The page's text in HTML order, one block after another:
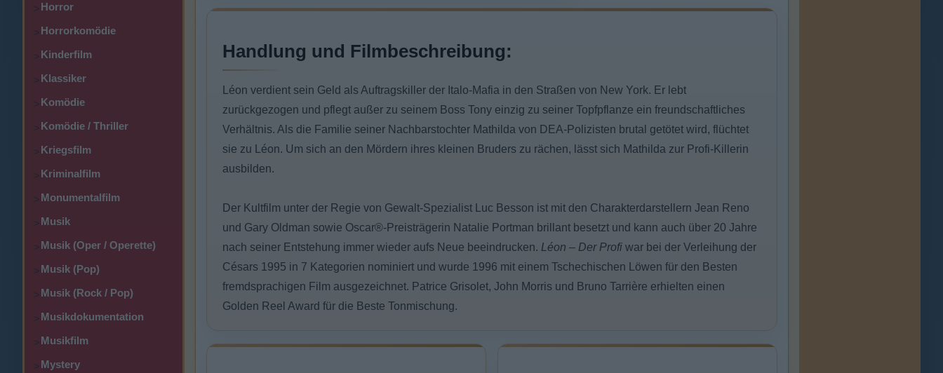
>Horror
>Horrorkomödie
>Kinderfilm
>Klassiker
>Komödie
>Komödie / Thriller
>Kriegsfilm
>Kriminalfilm
>Monumentalfilm
>Musik
>Musik (Oper / Operette)
>Musik (Pop)
>Musik (Rock / Pop)
>Musikdokumentation
>Musikfilm
>Mystery
Handlung und Filmbeschreibung:
Léon verdient sein Geld als Auftragskiller der Italo-Mafia in den Straßen von New York. Er lebt
zurückgezogen und pflegt außer zu seinem Boss Tony einzig zu seiner Topfpflanze ein freundschaftliches
Verhältnis. Als die Familie seiner Nachbarstochter Mathilda von DEA-Polizisten brutal getötet wird, flüchtet
sie zu Léon. Um sich an den Mördern ihres kleinen Bruders zu rächen, lässt sich Mathilda zur Profi-Killerin
ausbilden.
Der Kultfilm unter der Regie von Gewalt-Spezialist Luc Besson ist mit den Charakterdarstellern Jean Reno
und Gary Oldman sowie Oscar®-Preisträgerin Natalie Portman brillant besetzt und kann auch über 20 Jahre
nach seiner Entstehung immer wieder aufs Neue beeindrucken. Léon – Der Profi war bei der Verleihung der
Césars 1995 in 7 Kategorien nominiert und wurde 1996 mit einem Tschechischen Löwen für den Besten
fremdsprachigen Film ausgezeichnet. Patrice Grisolet, John Morris und Bruno Tarrière erhielten einen
Golden Reel Award für die Beste Tonmischung.